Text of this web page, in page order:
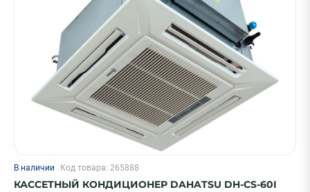
В наличии Код товара: 265888
КАССЕТНЫЙ КОНДИЦИОНЕР DAHATSU DH-CS-60I